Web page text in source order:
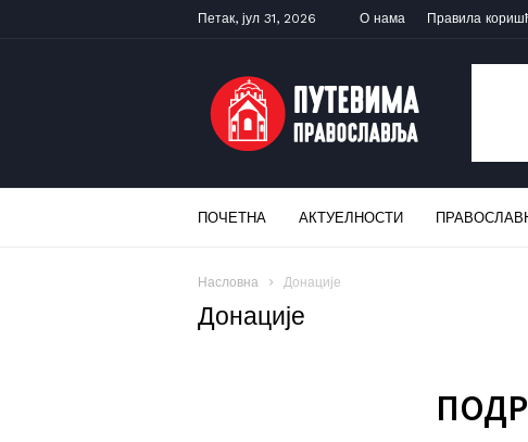
Петак, јул 31, 2026 О нама Правила
ПУТЕВИМА
ПРАВОСЛАВЉА
ПОЧЕТНА АКТУЕЛНОСТИ
Насловна Донације
Донације